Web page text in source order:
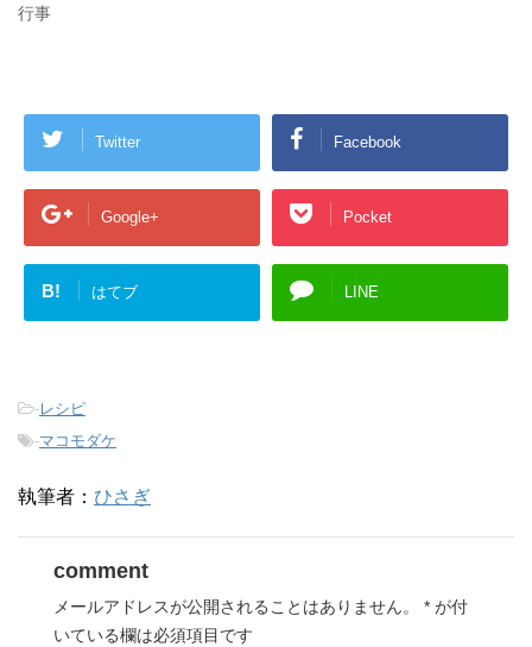
行事
Twitter Facebook
Google+ Pocket
B! はてブ LINE
-レシピ
-マコモダケ
執筆者： ひさぎ
comment
メールアドレスが公開されることはありません。 * が付
いている欄は必須項目です